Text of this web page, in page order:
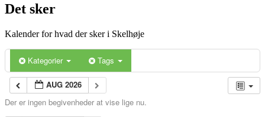
Det sker
Kalender for hvad der sker i Skelhøje
Kategorier Tags
AUG 2026
Der er ingen begivenheder at vise lige nu.